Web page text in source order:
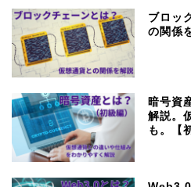
ブロッ
の関係
暗号資
解説。
も。【